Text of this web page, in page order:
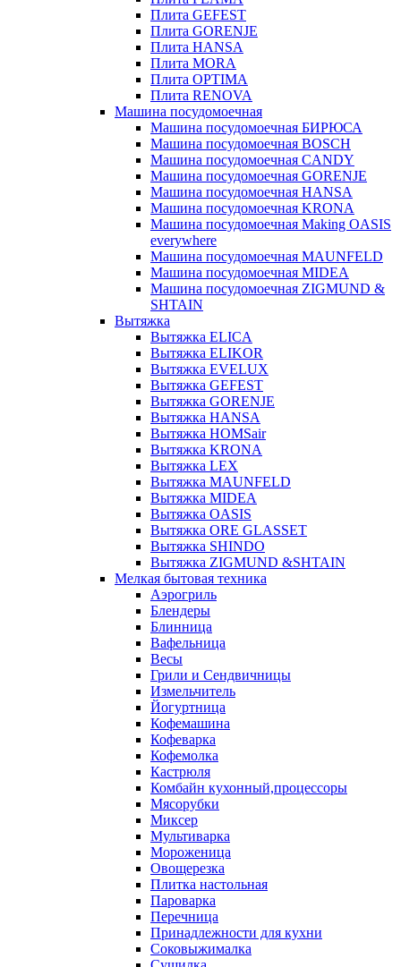
Плита GEFEST
Плита GORENJE
Плита HANSA
Плита MORA
Плита OPTIMA
Плита RENOVA
Машина посудомоечная
Машина посудомоечная БИРЮСА
Машина посудомоечная BOSCH
Машина посудомоечная CANDY
Машина посудомоечная GORENJE
Машина посудомоечная HANSA
Машина посудомоечная KRONA
Машина посудомоечная Making OASIS
everywhere
Машина посудомоечная MAUNFELD
Машина посудомоечная MIDEA
Машина посудомоечная ZIGMUND &
SHTAIN
Вытяжка
Вытяжка ELICA
Вытяжка ELIKOR
Вытяжка EVELUX
Вытяжка GEFEST
Вытяжка GORENJE
Вытяжка HANSA
Вытяжка HOMSair
Вытяжка KRONA
Вытяжка LEX
Вытяжка MAUNFELD
Вытяжка MIDEA
Вытяжка OASIS
Вытяжка ORE GLASSET
Вытяжка SHINDO
Вытяжка ZIGMUND &SHTAIN
Мелкая бытовая техника
Аэрогриль
Блендеры
Блинница
Вафельница
Весы
Грили и Сендвичницы
Измельчитель
Йогуртница
Кофемашина
Кофеварка
Кофемолка
Кастрюля
Комбайн кухонный,процессоры
Мясорубки
Миксер
Мультиварка
Мороженица
Овощерезка
Плитка настольная
Пароварка
Перечница
Принадлежности для кухни
Соковыжималка